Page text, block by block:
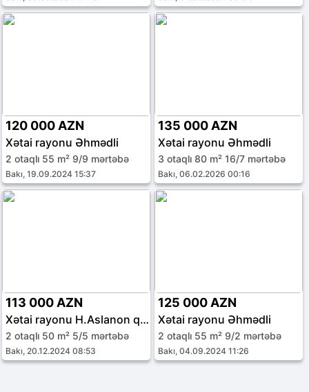
120 000 AZN
Xətai rayonu Əhmədli
2 otaqlı 55 m² 9/9 mərtəbə
Bakı, 19.09.2024 15:37
135 000 AZN
Xətai rayonu Əhmədli
3 otaqlı 80 m² 16/7 mərtəbə
Bakı, 06.02.2026 00:16
113 000 AZN
Xətai rayonu H.Aslanon qəs.
2 otaqlı 50 m² 5/5 mərtəbə
Bakı, 20.12.2024 08:53
125 000 AZN
Xətai rayonu Əhmədli
2 otaqlı 55 m² 9/2 mərtəbə
Bakı, 04.09.2024 11:26